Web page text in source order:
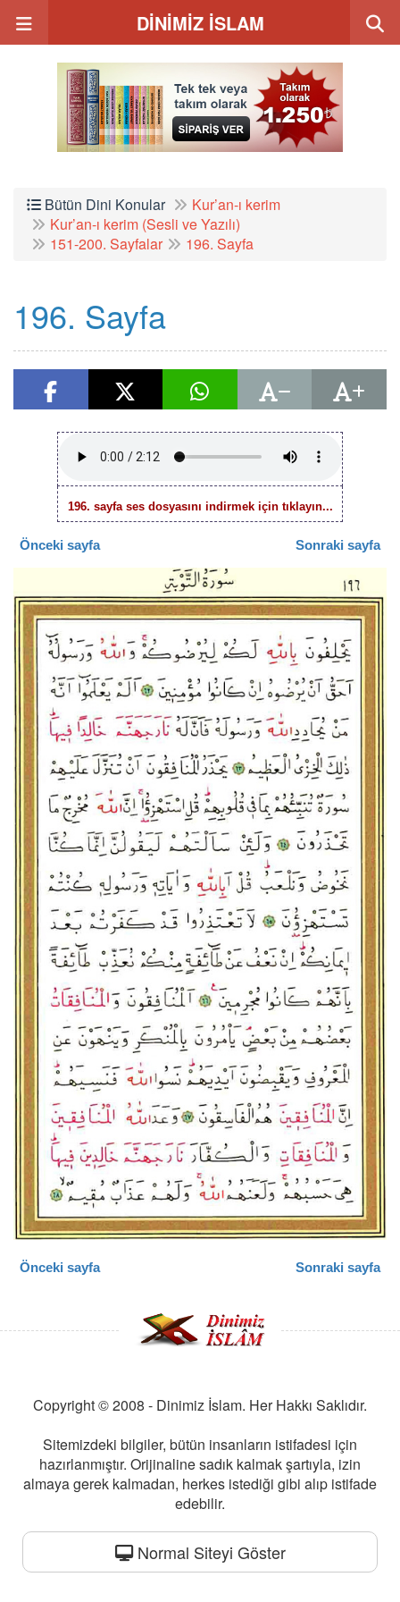
DİNİMİZ İSLAM
Bütün Dini Konular
Kur’an-ı kerim
Kur’an-ı kerim (Sesli ve Yazılı)
151-200. Sayfalar
196. Sayfa
196. Sayfa
196. sayfa ses dosyasını indirmek için tıklayın...
Önceki sayfa Sonraki sayfa
Önceki sayfa Sonraki sayfa
Copyright © 2008 - Dinimiz İslam. Her Hakkı Saklıdır.
Sitemizdeki bilgiler, bütün insanların istifadesi için
hazırlanmıştır. Orijinaline sadık kalmak şartıyla, izin
almaya gerek kalmadan, herkes istediği gibi alıp istifade
edebilir.
Normal Siteyi Göster